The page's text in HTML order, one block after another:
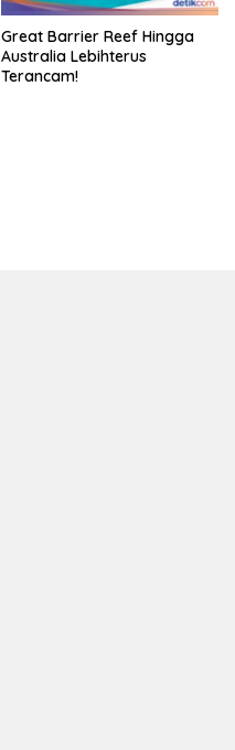
Great Barrier Reef Hingga
Australia Lebihterus
Terancam!